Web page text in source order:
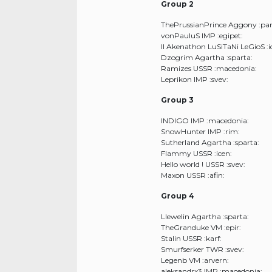
Group 2
ThePrussianPrince Aggony
vonPauluS IMP :egipet:
II Akenathon LuSiTaNi LeGioS
Dzogrim Agartha :sparta:
Ramizes USSR :macedonia:
Leprikon IMP :svev:
Group 3
INDIGO IMP :macedonia:
SnowHunter IMP :rim:
Sutherland Agartha :sparta:
Flammy USSR :icen:
Hello world ! USSR :svev:
Maxon USSR :afin:
Group 4
Llewelin Agartha :sparta:
TheGranduke VM :epir:
Stalin USSR :karf:
Smurfserker TWR :svev:
Legenb VM :arvern: